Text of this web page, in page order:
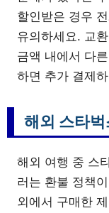
할인받은 경우
유의하세요. 교
금액 내에서 다
하면 추가 결제
해외 스타
해외 여행 중 스
러는 환불 정책
외에서 구매한